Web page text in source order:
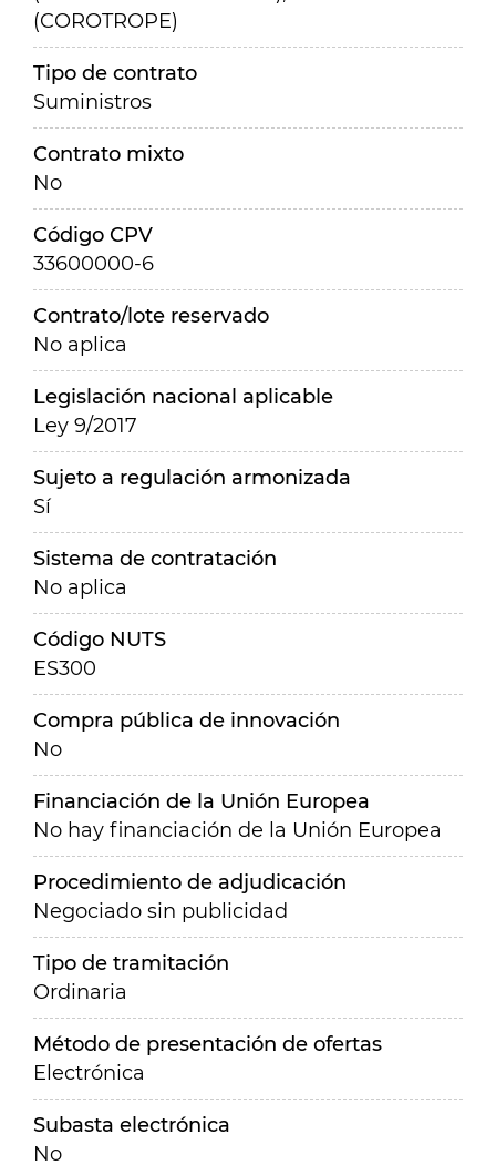
(COROTROPE)
Tipo de contrato
Suministros
Contrato mixto
No
Código CPV
33600000-6
Contrato/lote reservado
No aplica
Legislación nacional aplicable
Ley 9/2017
Sujeto a regulación armonizada
Sí
Sistema de contratación
No aplica
Código NUTS
ES300
Compra pública de innovación
No
Financiación de la Unión Europea
No hay financiación de la Unión Europea
Procedimiento de adjudicación
Negociado sin publicidad
Tipo de tramitación
Ordinaria
Método de presentación de ofertas
Electrónica
Subasta electrónica
No